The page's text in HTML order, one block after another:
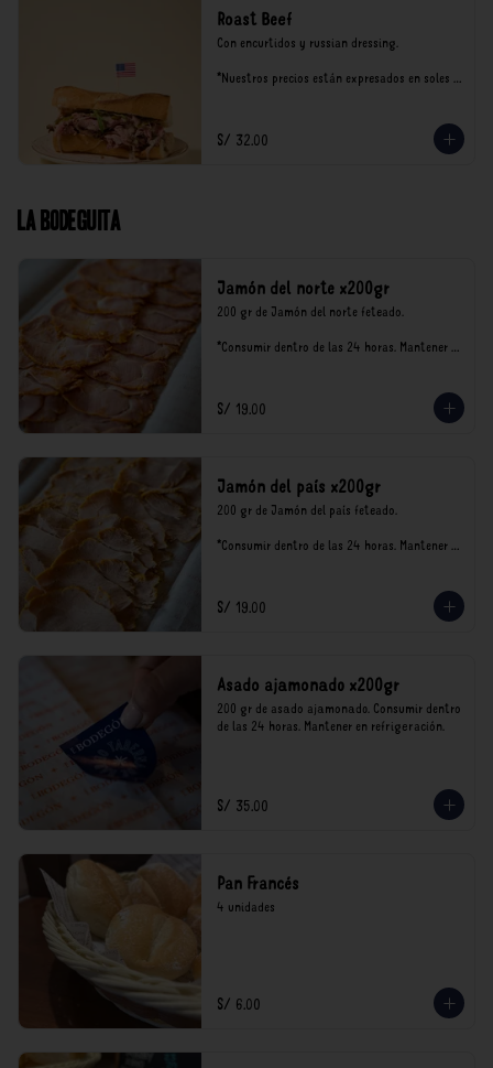
Roast Beef
Con encurtidos y russian dressing.
*Nuestros precios están expresados en soles e
S/ 32.00
La Bodeguita
Jamón del norte x200gr
200 gr de Jamón del norte feteado.
*Consumir dentro de las 24 horas. Mantener
incluyen impuestos de ley y recargo al
consumo.
S/ 19.00
Jamón del país x200gr
200 gr de Jamón del país feteado.
*Consumir dentro de las 24 horas. Mantener
incluyen impuestos de ley y recargo al
consumo.
S/ 19.00
Asado ajamonado x200gr
200 gr de asado ajamonado. Consumir dentro
de las 24 horas. Mantener en refrigeración.
S/ 35.00
Pan Francés
4 unidades
S/ 6.00